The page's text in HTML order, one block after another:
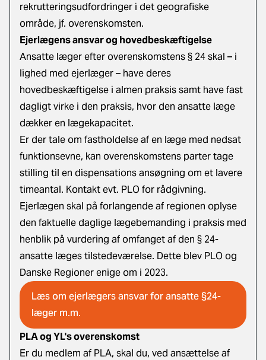
rekrutteringsudfordringer i det geografiske
område, jf. overenskomsten.
Ejerlægens ansvar og hovedbeskæftigelse
Ansatte læger efter overenskomstens § 24 skal – i
lighed med ejerlæger – have deres
hovedbeskæftigelse i almen praksis samt have fast
dagligt virke i den praksis, hvor den ansatte læge
dækker en lægekapacitet.
Er der tale om fastholdelse af en læge med nedsat
funktionsevne, kan overenskomstens parter tage
stilling til en dispensations ansøgning om et lavere
timeantal. Kontakt evt. PLO for rådgivning.
Ejerlægen skal på forlangende af regionen oplyse
den faktuelle daglige lægebemanding i praksis med
henblik på vurdering af omfanget af den § 24-
ansatte læges tilstedeværelse. Dette blev PLO og
Danske Regioner enige om i 2023.
Læs om ejerlægers ansvar for ansatte §24-
læger m.m.
PLA og YL's overenskomst
Er du medlem af PLA, skal du, ved ansættelse af